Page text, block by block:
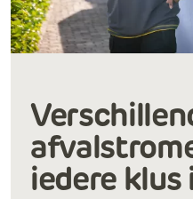
iedere klus